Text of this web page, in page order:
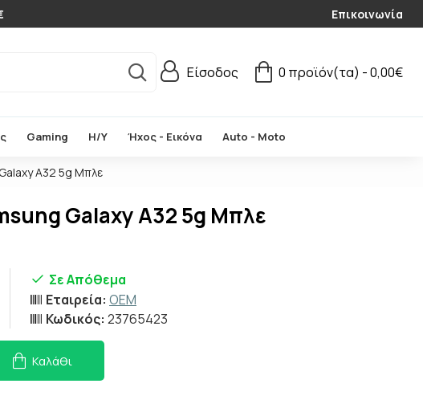
Επικοινωνία
Είσοδος 0 προϊόν(τα) - 0,00€
Gaming Η/Υ Ήχος - Εικόνα Auto - Moto
A32 5g Μπλε
Galaxy A32 5g Μπλε
Σε Απόθεμα
Εταιρεία: OEM
Κωδικός: 23765423
Καλάθι